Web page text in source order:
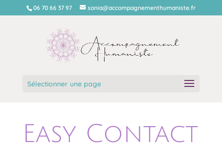
06 70 66 37 97 sonia@accompagnementhumaniste.fr
Sélectionner une page
Easy Contact